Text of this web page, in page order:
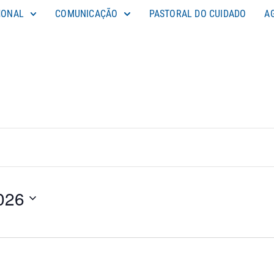
COMUNICAÇÃO PASTORAL DO CUIDADO